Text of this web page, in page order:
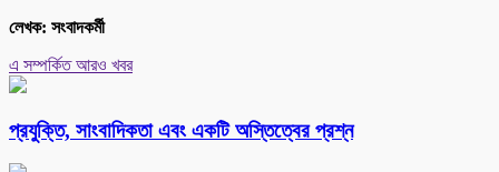
লেখক: সংবাদকর্মী
এ সম্পর্কিত আরও খবর
প্রযুক্তি, সাংবাদিকতা এবং একটি অস্তিত্বের প্রশ্ন